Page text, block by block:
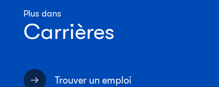
Plus dans
Carrières
Trouver un emploi